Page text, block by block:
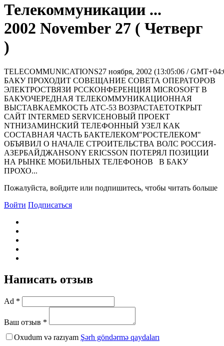
Телекоммуникации ...
2002 November 27 ( Четверг
)
TELECOMMUNICATIONS27 ноября, 2002 (13:05:06 /
БАКУ ПРОХОДИТ СОВЕЩАНИЕ СОВЕТА ОПЕРАТОРОВ
ЭЛЕКТРОСТВЯЗИ РССКОНФЕРЕНЦИЯ MICROSOFT В
БАКУОЧЕРЕДНАЯ ТЕЛЕКОММУНИКАЦИОННАЯ
ВЫСТАВКАЕМКОСТЬ АТС-53 ВОЗРАСТАЕТОТКРЫТ
САЙТ INTERMED SERVICEНОВЫЙ ПРОЕКТ
NTНИЗАМИНСКИЙ ТЕЛЕФОННЫЙ УЗЕЛ КАК
СОСТАВНАЯ ЧАСТЬ БАКТЕЛЕКОМ"РОСТЕЛЕКОМ"
ОБЪЯВИЛ О НАЧАЛЕ СТРОИТЕЛЬСТВА ВОЛС РОССИЯ-
АЗЕРБАЙДЖАНSONY ERICSSON ПОТЕРЯЛ ПОЗИЦИИ
НА РЫНКЕ МОБИЛЬНЫХ ТЕЛЕФОНОВ В БАКУ
ПРОХО...
Пожалуйста, войдите или подпишитесь, чтобы читать больше
Войти Подписаться
Написать отзыв
Ad *
Ваш отзыв *
Oxudum və razıyam Şərh göndərmə qaydaları